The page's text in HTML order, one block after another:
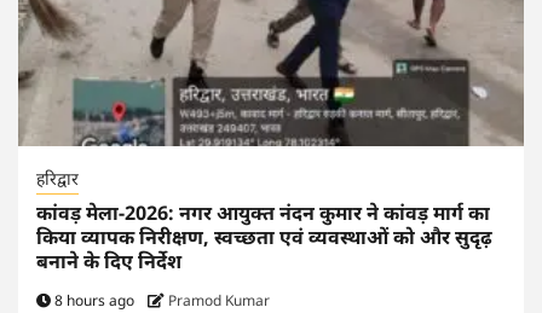
हरिद्वार
कांवड़ मेला-2026: नगर आयुक्त नंदन कुमार ने कांवड़ मार्ग का
किया व्यापक निरीक्षण, स्वच्छता एवं व्यवस्थाओं को और सुदृढ़
बनाने के दिए निर्देश
8 hours ago Pramod Kumar